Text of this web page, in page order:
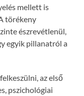
mellett is
törékeny
észrevétlenül,
egyik pillanatról a
az első
pszichológiai